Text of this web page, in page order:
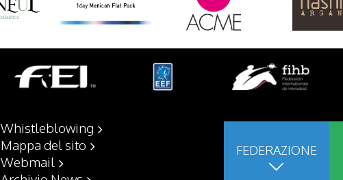
Whistleblowing
Mappa del sito
Webmail
FEDERAZIONE